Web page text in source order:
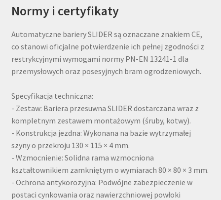
Normy i certyfikaty
Automatyczne bariery SLIDER są oznaczane znakiem CE,
co stanowi oficjalne potwierdzenie ich pełnej zgodności z
restrykcyjnymi wymogami normy PN-EN 13241-1 dla
przemysłowych oraz posesyjnych bram ogrodzeniowych.
Specyfikacja techniczna:
- Zestaw: Bariera przesuwna SLIDER dostarczana wraz z
kompletnym zestawem montażowym (śruby, kotwy).
- Konstrukcja jezdna: Wykonana na bazie wytrzymałej
szyny o przekroju 130 × 115 × 4 mm.
- Wzmocnienie: Solidna rama wzmocniona
kształtownikiem zamkniętym o wymiarach 80 × 80 × 3 mm.
- Ochrona antykorozyjna: Podwójne zabezpieczenie w
postaci cynkowania oraz nawierzchniowej powłoki